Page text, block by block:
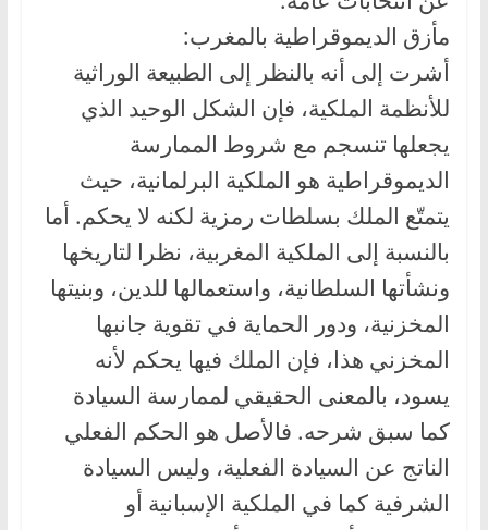
مأزق الديموقراطية بالمغرب:
أشرت إلى أنه بالنظر إلى الطبيعة الوراثية
للأنظمة الملكية، فإن الشكل الوحيد الذي
يجعلها تنسجم مع شروط الممارسة
الديموقراطية هو الملكية البرلمانية، حيث
يتمتّع الملك بسلطات رمزية لكنه لا يحكم. أما
بالنسبة إلى الملكية المغربية، نظرا لتاريخها
ونشأتها السلطانية، واستعمالها للدين، وبنيتها
المخزنية، ودور الحماية في تقوية جانبها
المخزني هذا، فإن الملك فيها يحكم لأنه
يسود، بالمعنى الحقيقي لممارسة السيادة
كما سبق شرحه. فالأصل هو الحكم الفعلي
الناتج عن السيادة الفعلية، وليس السيادة
الشرفية كما في الملكية الإسبانية أو